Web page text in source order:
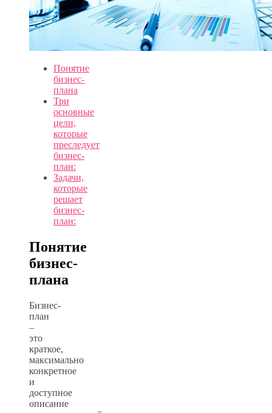
Понятие
бизнес-
плана
Три
основные
цели,
которые
преследует
бизнес-
план:
Задачи,
которые
решает
бизнес-
план:
Понятие
бизнес-
плана
Бизнес-
план
–
это
краткое,
максимально
конкретное
и
доступное
описание